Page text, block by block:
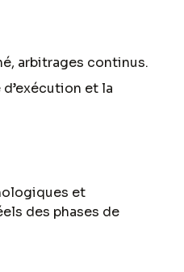
arbitrages continus.
et la
et
des phases de